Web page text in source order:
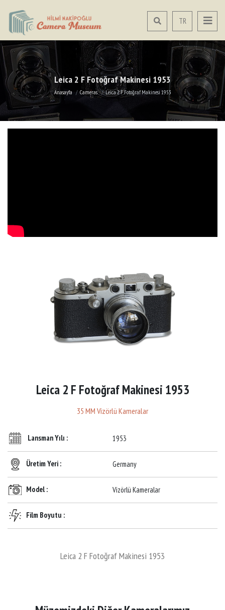
TR
Leica 2 F Fotoğraf Makinesi 1953
Anasayfa Cameras Leica 2 F Fotoğraf Makinesi 1953
Leica 2 F Fotoğraf Makinesi 1953
35 MM Vizörlü Kameralar
Lansman Yılı : 1953
Üretim Yeri : Germany
Model : Vizörlü Kameralar
Film Boyutu :
Leica 2 F Fotoğraf Makinesi 1953